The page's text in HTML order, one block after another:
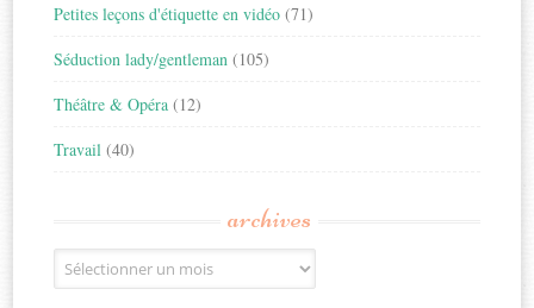
Petites leçons d'étiquette en vidéo (71)
Séduction lady/gentleman (105)
Théâtre & Opéra (12)
Travail (40)
archives
Archives